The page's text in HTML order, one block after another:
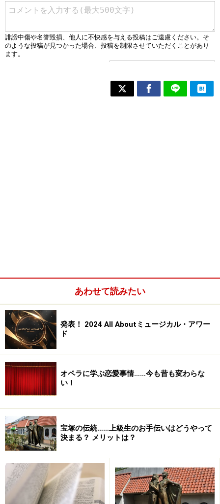
あわせて読みたい
発表！ 2024 All Aboutミュージカル・アワー
ド
オペラに学ぶ恋愛事情……今も昔も変わらな
い！
宝塚の伝統……上級生のお手伝いはどうやって
決まる？ メリットは？